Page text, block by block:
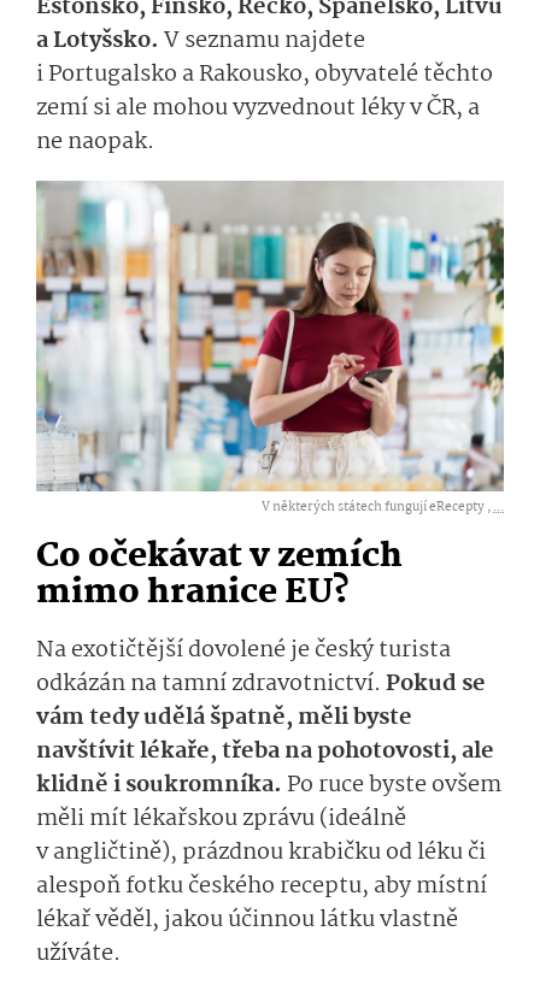
Estonsko, Finsko, Řecko, Španělsko, Litvu
a Lotyšsko. V seznamu najdete
i Portugalsko a Rakousko, obyvatelé těchto
zemí si ale mohou vyzvednout léky v ČR, a
ne naopak.
V některých státech fungují eRecepty ,...
Co očekávat v zemích
mimo hranice EU?
Na exotičtější dovolené je český turista
odkázán na tamní zdravotnictví. Pokud se
vám tedy udělá špatně, měli byste
navštívit lékaře, třeba na pohotovosti, ale
klidně i soukromníka. Po ruce byste ovšem
měli mít lékařskou zprávu (ideálně
v angličtině), prázdnou krabičku od léku či
alespoň fotku českého receptu, aby místní
lékař věděl, jakou účinnou látku vlastně
užíváte.